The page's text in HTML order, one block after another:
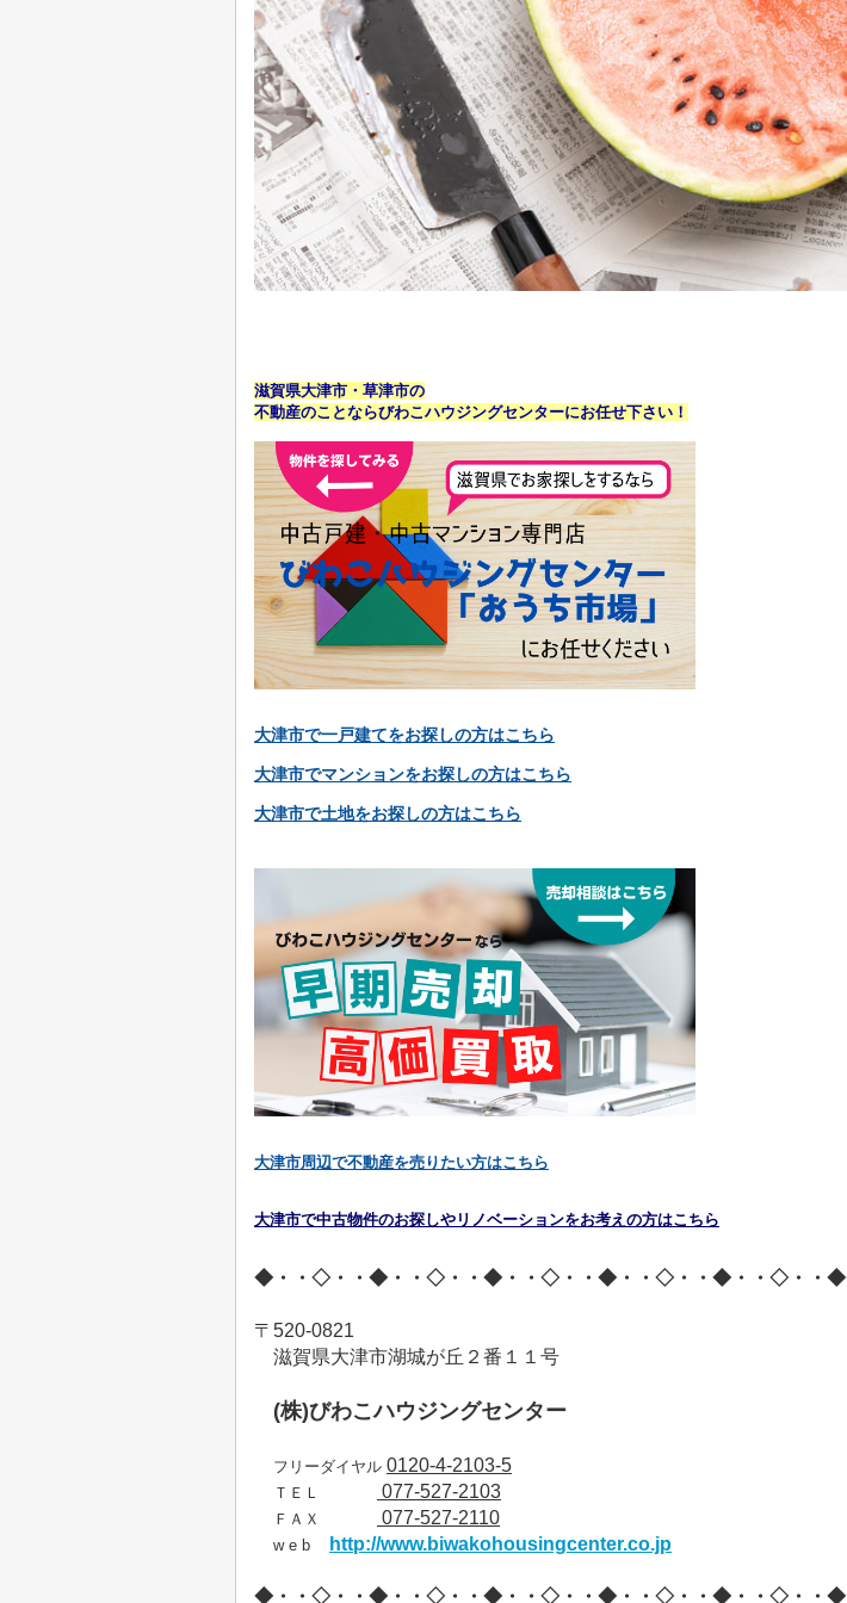
滋賀県大津市・草津市の
不動産のことならびわこハウジングセンターにお任せ下さい！
大津市で一戸建てをお探しの方はこちら
大津市でマンションをお探しの方はこちら
大津市で土地をお探しの方はこちら
大津市周辺で不動産を売りたい方はこちら
大津市で中古物件のお探しやリノベーションをお考えの方はこちら
◆・・◇・・◆・・◇・・◆・・◇・・◆・・◇・・◆・・◇・・◆
〒 520-0821
滋賀県大津市湖城が丘２番１１号
(株)びわこハウジングセンター
フリーダイヤル 0120-4-2103-5
ＴＥＬ 077-527-2103
ＦＡＸ 077-527-2110
w e b http://www.biwakohousingcenter.co.jp
◆・・◇・・◆・・◇・・◆・・◇・・◆・・◇・・◆・・◇・・◆